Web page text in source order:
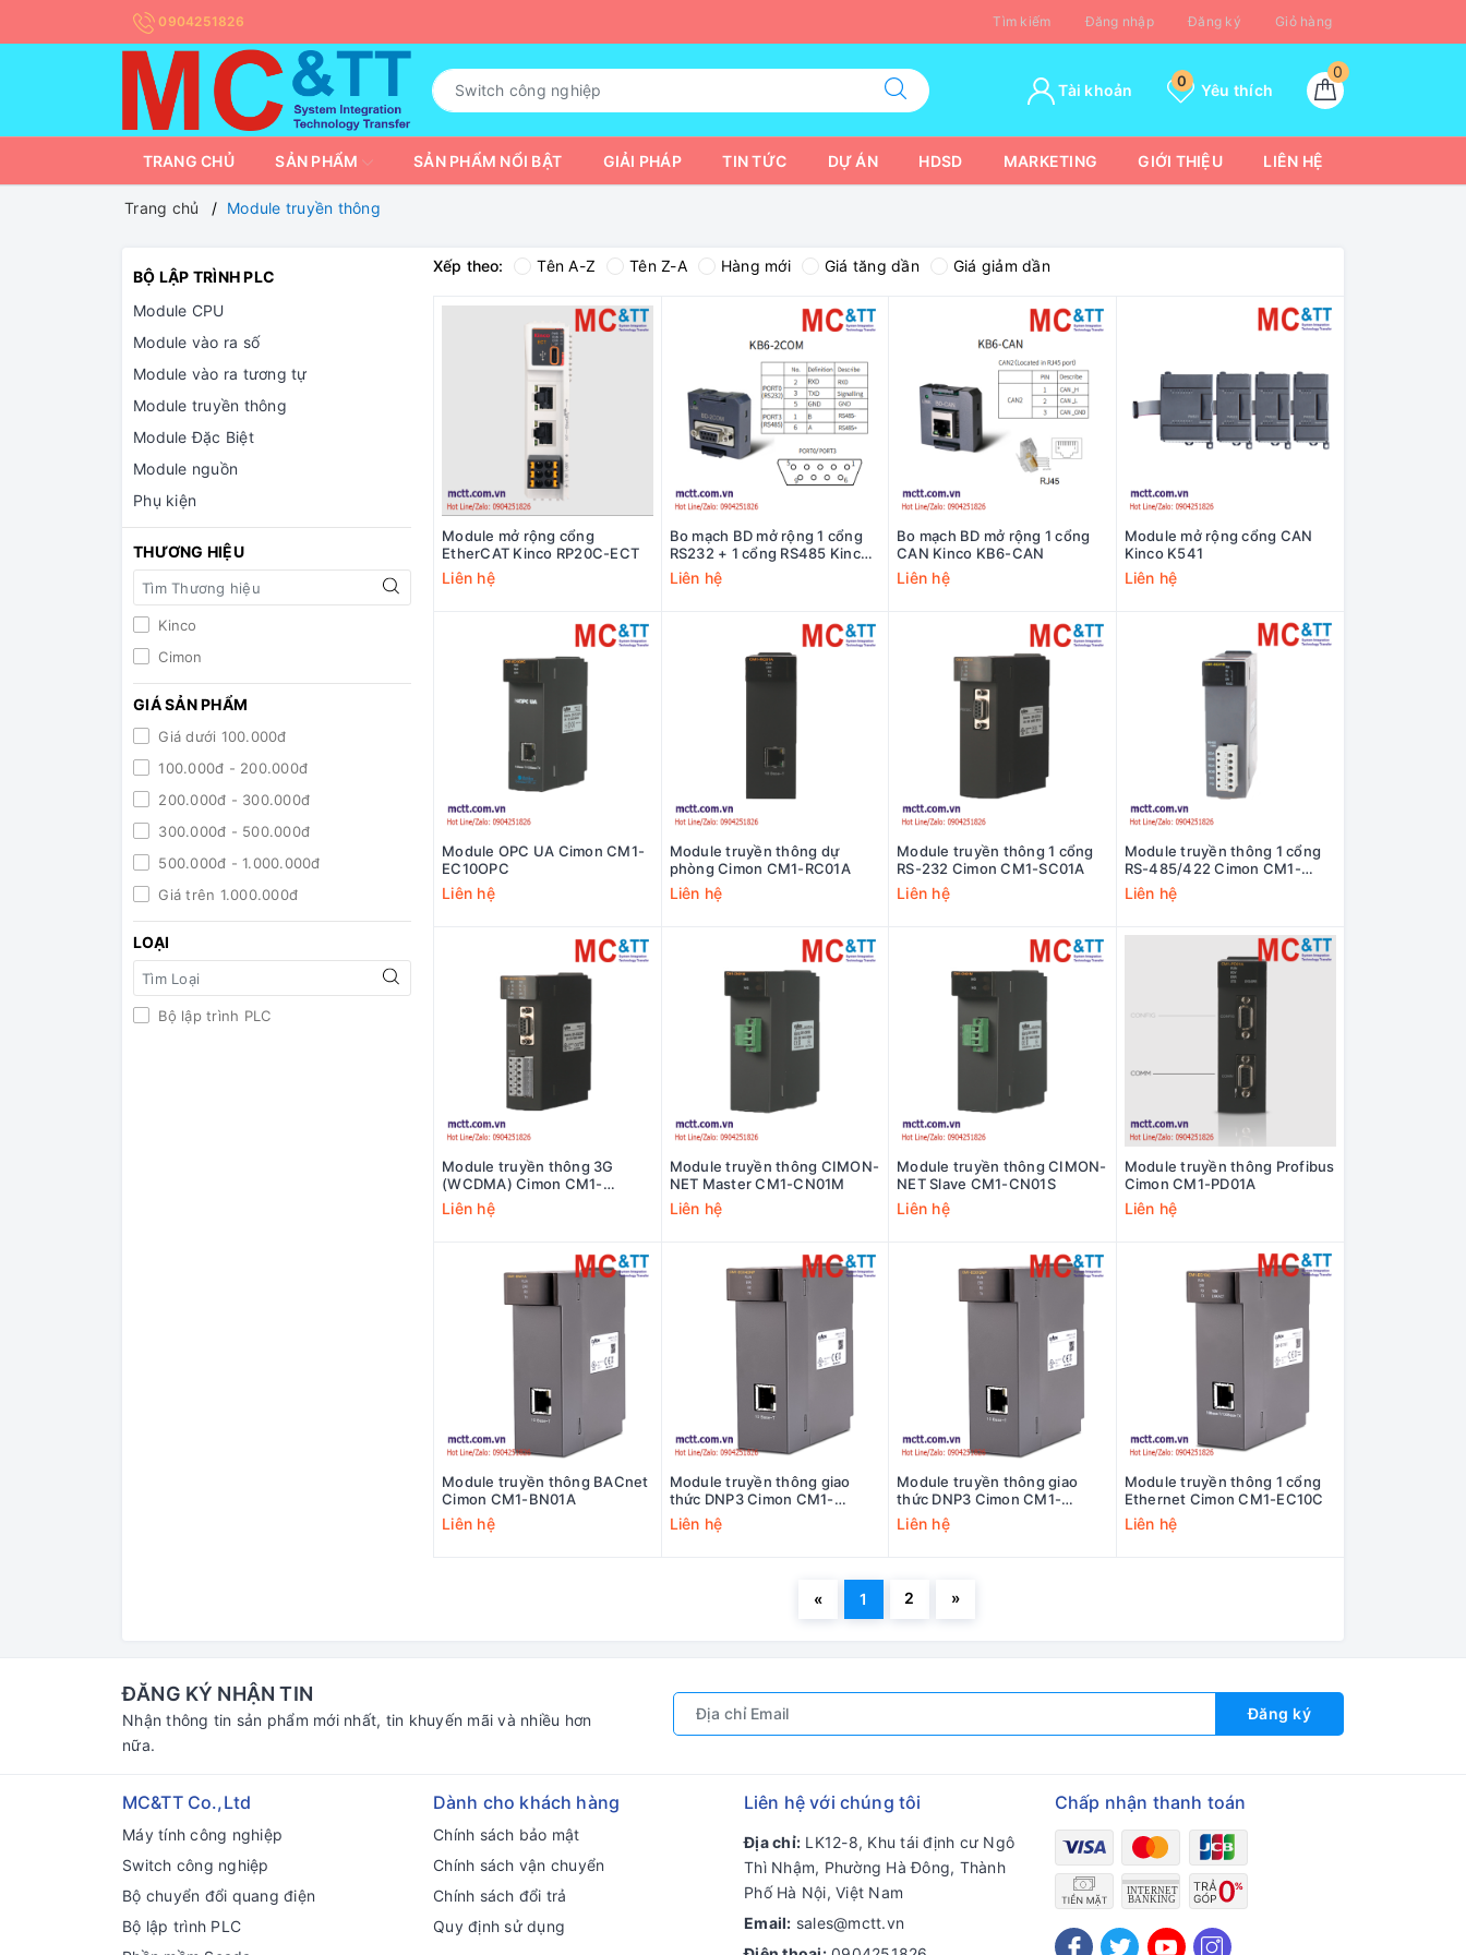
0904251826 Tìm kiếm Đăng nhập Đăng ký Giỏ hàng
0
Yêu thích
0
Tài khoản
TRANG CHỦ SẢN PHẨM SẢN PHẨM NỔI BẬT GIẢI PHÁP TIN TỨC DỰ ÁN HDSD MARKETING GIỚI THIỆU LIÊN HỆ
Trang chủ Module truyền thông
BỘ LẬP TRÌNH PLC
Module CPU
Module vào ra số
Module vào ra tương tự
Module truyền thông
Module Đặc Biệt
Module nguồn
Phụ kiện
THƯƠNG HIỆU
Kinco
Cimon
GIÁ SẢN PHẨM
Giá dưới 100.000đ
100.000đ - 200.000đ
200.000đ - 300.000đ
300.000đ - 500.000đ
500.000đ - 1.000.000đ
Giá trên 1.000.000đ
LOẠI
Bộ lập trình PLC
Xếp theo: Tên A-Z Tên Z-A Hàng mới Giá tăng dần Giá giảm dần
Module mở rộng cổng
EtherCAT Kinco RP20C-ECT
Liên hệ
Bo mạch BD mở rộng 1 cổng
RS232 + 1 cổng RS485 Kinco
KB6-2COM
Liên hệ
Bo mạch BD mở rộng 1 cổng
CAN Kinco KB6-CAN
Liên hệ
Module mở rộng cổng CAN
Kinco K541
Liên hệ
Module OPC UA Cimon CM1-
EC10OPC
Liên hệ
Module truyền thông dự
phòng Cimon CM1-RC01A
Liên hệ
Module truyền thông 1 cổng
RS-232 Cimon CM1-SC01A
Liên hệ
Module truyền thông 1 cổng
RS-485/422 Cimon CM1-
SC01B
Liên hệ
Module truyền thông 3G
(WCDMA) Cimon CM1-
SC02CDMA
Liên hệ
Module truyền thông CIMON-
NET Master CM1-CN01M
Liên hệ
Module truyền thông CIMON-
NET Slave CM1-CN01S
Liên hệ
Module truyền thông Profibus
Cimon CM1-PD01A
Liên hệ
Module truyền thông BACnet
Cimon CM1-BN01A
Liên hệ
Module truyền thông giao
thức DNP3 Cimon CM1-
EC04DNP
Liên hệ
Module truyền thông giao
thức DNP3 Cimon CM1-
EC01DNP
Liên hệ
Module truyền thông 1 cổng
Ethernet Cimon CM1-EC10C
Liên hệ
« 1 2 »
ĐĂNG KÝ NHẬN TIN
Nhận thông tin sản phẩm mới nhất, tin khuyến mãi và nhiều hơn
nữa.
Đăng ký
MC&TT Co.,Ltd
Máy tính công nghiệp
Switch công nghiệp
Bộ chuyển đổi quang điện
Bộ lập trình PLC
Dành cho khách hàng
Chính sách bảo mật
Chính sách vận chuyển
Chính sách đổi trả
Quy định sử dụng
Liên hệ với chúng tôi
Địa chỉ: LK12-8, Khu tái định cư Ngô
Thì Nhậm, Phường Hà Đông, Thành
Phố Hà Nội, Việt Nam
Email: sales@mctt.vn
Chấp nhận thanh toán